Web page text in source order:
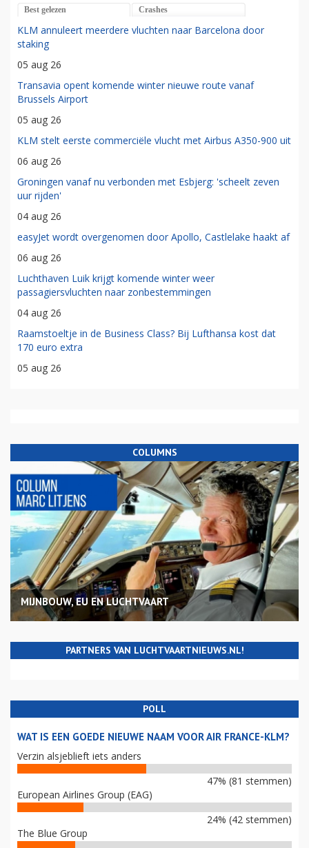
Best gelezen Crashes
KLM annuleert meerdere vluchten naar Barcelona door
staking
05 aug 26
Transavia opent komende winter nieuwe route vanaf
Brussels Airport
05 aug 26
KLM stelt eerste commerciële vlucht met Airbus A350-900 uit
06 aug 26
Groningen vanaf nu verbonden met Esbjerg: 'scheelt zeven
uur rijden'
04 aug 26
easyJet wordt overgenomen door Apollo, Castlelake haakt af
06 aug 26
Luchthaven Luik krijgt komende winter weer
passagiersvluchten naar zonbestemmingen
04 aug 26
Raamstoeltje in de Business Class? Bij Lufthansa kost dat
170 euro extra
05 aug 26
COLUMNS
MIJNBOUW, EU EN LUCHTVAART
PARTNERS VAN LUCHTVAARTNIEUWS.NL!
POLL
WAT IS EEN GOEDE NIEUWE NAAM VOOR AIR FRANCE-KLM?
Verzin alsjeblieft iets anders
47% (81 stemmen)
European Airlines Group (EAG)
24% (42 stemmen)
The Blue Group